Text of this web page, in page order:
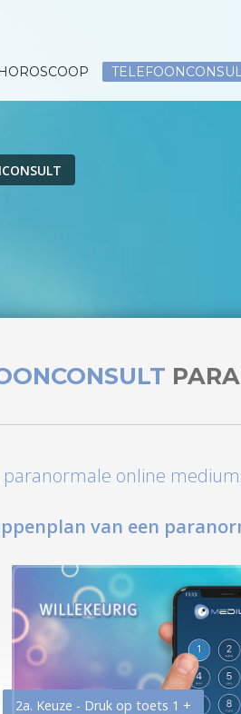
HOROSCOOP
online
van een
2a. Keuze - Druk op toets 1 +